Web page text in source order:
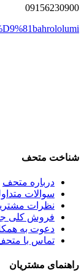
09156230900
bahrololumi
شناخت متحف
درباره متحف
سوالات
نظرات
فروش کلی
دعوت به
تماس با
راهنمای مشتریان